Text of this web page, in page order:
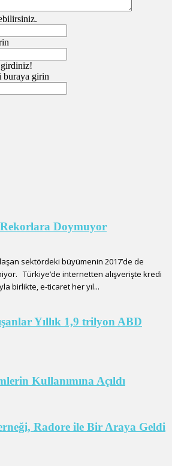
girdiniz!
buraya girin
Doymuyor
sektördeki büyümenin 2017’de de
Türkiye’de internetten alışverişte kredi
birlikte, e-ticaret her yıl...
Yıllık 1,9 trilyon ABD
Kullanımına Açıldı
Radore ile Bir Araya Geldi